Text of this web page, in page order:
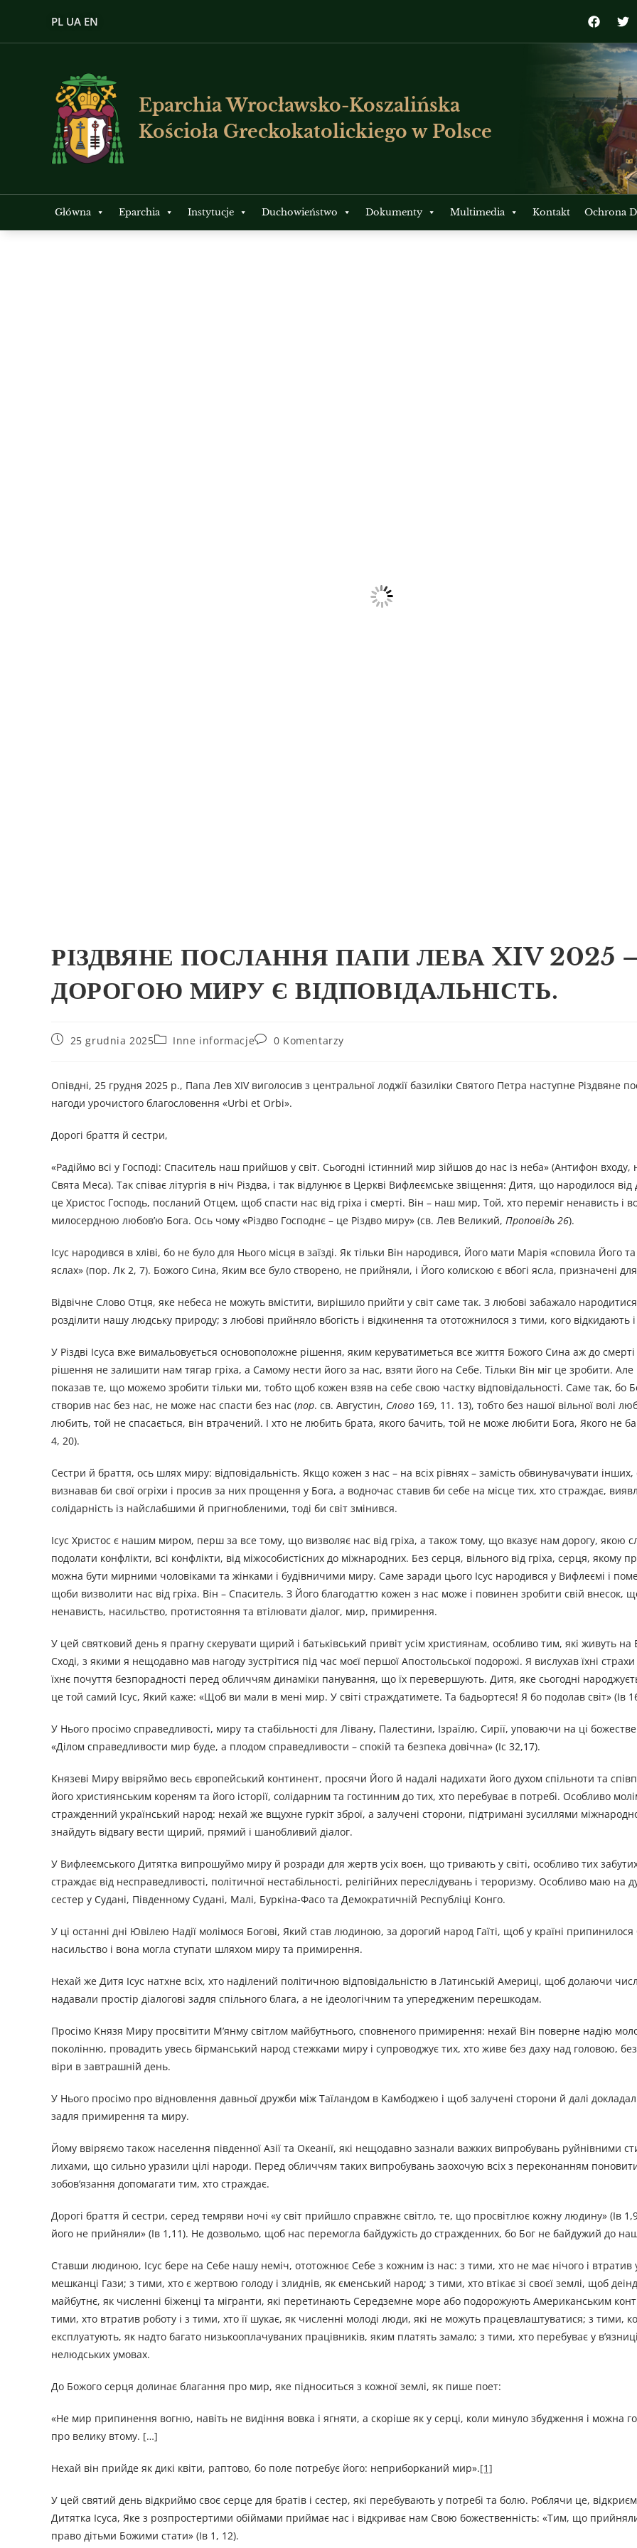
PL UA EN
Eparchia Wrocławsko-Koszalińska
Kościoła Greckokatolickiego w Polsce
Główna Eparchia Instytucje Duchowieństwo Dokumenty Multimedia Kontakt Ochrona
РІЗДВЯНЕ ПОСЛАННЯ ПАПИ ЛЕВА XIV 2025
ДОРОГОЮ МИРУ Є ВІДПОВІДАЛЬНІСТЬ.
25 grudnia 2025 Inne informacje 0 Komentarzy
Опівдні, 25 грудня 2025 р., Папа Лев XIV виголосив з центральної лоджії базиліки Святого Петра наступне Різдвяне
нагоди урочистого благословення «Urbi et Orbi».
Дорогі браття й сестри,
«Радіймо всі у Господі: Спаситель наш прийшов у світ. Сьогодні істинний мир зійшов до нас із неба» (Антифон входу,
Свята Меса). Так співає літургія в ніч Різдва, і так відлунює в Церкві Вифлеємське звіщення: Дитя, що народилося від
це Христос Господь, посланий Отцем, щоб спасти нас від гріха і смерті. Він – наш мир, Той, хто переміг ненависть і
милосердною любов’ю Бога. Ось чому «Різдво Господнє – це Різдво миру» (св. Лев Великий, Проповідь 26).
Ісус народився в хліві, бо не було для Нього місця в заїзді. Як тільки Він народився, Його мати Марія «сповила Його
яслах» (пор. Лк 2, 7). Божого Сина, Яким все було створено, не прийняли, і Його колискою є вбогі ясла, призначені
Відвічне Слово Отця, яке небеса не можуть вмістити, вирішило прийти у світ саме так. З любові забажало
розділити нашу людську природу; з любові прийняло вбогість і відкинення та ототожнилося з тими, кого відкидають
У Різдві Ісуса вже вимальовується основоположне рішення, яким керуватиметься все життя Божого Сина аж до смерті
рішення не залишити нам тягар гріха, а Самому нести його за нас, взяти його на Себе. Тільки Він міг це зробити. Але
показав те, що можемо зробити тільки ми, тобто щоб кожен взяв на себе свою частку відповідальності. Саме так, бо
створив нас без нас, не може нас спасти без нас (пор. св. Августин, Слово 169, 11. 13), тобто без нашої вільної волі
любить, той не спасається, він втрачений. І хто не любить брата, якого бачить, той не може любити Бога, Якого не
4, 20).
Сестри й браття, ось шлях миру: відповідальність. Якщо кожен з нас – на всіх рівнях – замість обвинувачувати інших,
визнавав би свої огріхи і просив за них прощення у Бога, а водночас ставив би себе на місце тих, хто страждає,
солідарність із найслабшими й пригнобленими, тоді би світ змінився.
Ісус Христос є нашим миром, перш за все тому, що визволяє нас від гріха, а також тому, що вказує нам дорогу, якою
подолати конфлікти, всі конфлікти, від міжособистісних до міжнародних. Без серця, вільного від гріха, серця, якому
можна бути мирними чоловіками та жінками і будівничими миру. Саме заради цього Ісус народився у Вифлеємі і
щоби визволити нас від гріха. Він – Спаситель. З Його благодаттю кожен з нас може і повинен зробити свій внесок,
ненависть, насильство, протистояння та втілювати діалог, мир, примирення.
У цей святковий день я прагну скерувати щирий і батьківський привіт усім християнам, особливо тим, які живуть на
Сході, з якими я нещодавно мав нагоду зустрітися під час моєї першої Апостольської подорожі. Я вислухав їхні
їхнє почуття безпорадності перед обличчям динаміки панування, що їх перевершують. Дитя, яке сьогодні
це той самий Ісус, Який каже: «Щоб ви мали в мені мир. У світі страждатимете. Та бадьортеся! Я бо подолав світ» (Ів
У Нього просімо справедливості, миру та стабільності для Лівану, Палестини, Ізраїлю, Сирії, уповаючи на ці
«Ділом справедливости мир буде, а плодом справедливости – спокій та безпека довічна» (Іс 32,17).
Князеві Миру ввіряймо весь європейський континент, просячи Його й надалі надихати його духом спільноти та
його християнським кореням та його історії, солідарним та гостинним до тих, хто перебуває в потребі. Особливо
стражденний український народ: нехай же вщухне гуркіт зброї, а залучені сторони, підтримані зусиллями
знайдуть відвагу вести щирий, прямий і шанобливий діалог.
У Вифлеємського Дитятка випрошуймо миру й розради для жертв усіх воєн, що тривають у світі, особливо тих
страждає від несправедливості, політичної нестабільності, релігійних переслідувань і тероризму. Особливо маю на
сестер у Судані, Південному Судані, Малі, Буркіна-Фасо та Демократичній Республіці Конго.
У ці останні дні Ювілею Надії молімося Богові, Який став людиною, за дорогий народ Гаїті, щоб у країні припинилося
насильство і вона могла ступати шляхом миру та примирення.
Нехай же Дитя Ісус натхне всіх, хто наділений політичною відповідальністю в Латинській Америці, щоб долаючи
надавали простір діалогові задля спільного блага, а не ідеологічним та упередженим перешкодам.
Просімо Князя Миру просвітити М’янму світлом майбутнього, сповненого примирення: нехай Він поверне надію
поколінню, провадить увесь бірманський народ стежками миру і супроводжує тих, хто живе без даху над головою, без
віри в завтрашній день.
У Нього просімо про відновлення давньої дружби між Таїландом в Камбоджею і щоб залучені сторони й далі
задля примирення та миру.
Йому ввіряємо також населення південної Азії та Океанії, які нещодавно зазнали важких випробувань руйнівними
лихами, що сильно уразили цілі народи. Перед обличчям таких випробувань заохочую всіх з переконанням
зобов’язання допомагати тим, хто страждає.
Дорогі браття й сестри, серед темряви ночі «у світ прийшло справжнє світло, те, що просвітлює кожну людину» (Ів
його не прийняли» (Ів 1,11). Не дозвольмо, щоб нас перемогла байдужість до стражденних, бо Бог не байдужий до
Ставши людиною, Ісус бере на Себе нашу неміч, ототожнює Себе з кожним із нас: з тими, хто не має нічого і втратив
мешканці Гази; з тими, хто є жертвою голоду і злиднів, як єменський народ; з тими, хто втікає зі своєї землі, щоб
майбутнє, як численні біженці та мігранти, які перетинають Середземне море або подорожують Американським
тими, хто втратив роботу і з тими, хто її шукає, як численні молоді люди, які не можуть працевлаштуватися; з тими,
експлуатують, як надто багато низькооплачуваних працівників, яким платять замало; з тими, хто перебуває у
нелюдських умовах.
До Божого серця долинає благання про мир, яке підноситься з кожної землі, як пише поет:
«Не мир припинення вогню, навіть не видіння вовка і ягняти, а скоріше як у серці, коли минуло збудження і можна
про велику втому. […]
Нехай він прийде як дикі квіти, раптово, бо поле потребує його: неприборканий мир».[1]
У цей святий день відкриймо своє серце для братів і сестер, які перебувають у потребі та болю. Роблячи це,
Дитятка Ісуса, Яке з розпростертими обіймами приймає нас і відкриває нам Свою божественність: «Тим, що
право дітьми Божими стати» (Ів 1, 12).